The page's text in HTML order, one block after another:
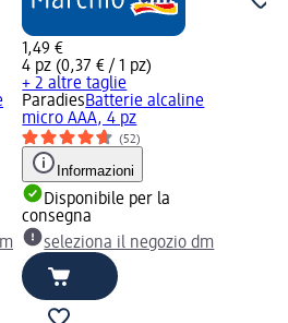
1,49 €
4 pz (0,37 € / 1 pz)
+ 2 altre taglie
ParadiesBatterie alcaline
micro AAA, 4 pz
(52)
Informazioni
Disponibile per la
consegna
seleziona il negozio dm